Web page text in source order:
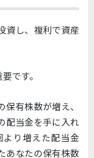
資し、複利で資産
です。
有株数が増え、
配当金を手に入れ
り増えた配当金
あなたの保有株数